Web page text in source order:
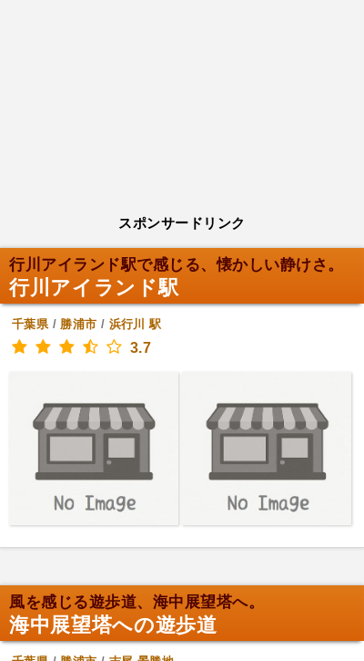
スポンサードリンク
行川アイランド駅で感じる、懐かしい静けさ。
行川アイランド駅
千葉県/ 勝浦市 / 浜行川 駅
3.7
風を感じる遊歩道、海中展望塔へ。
海中展望塔への遊歩道